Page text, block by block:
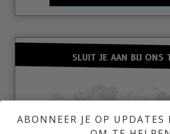
SLUIT JE AAN BIJ ONS
ABONNEER JE OP UPDATES